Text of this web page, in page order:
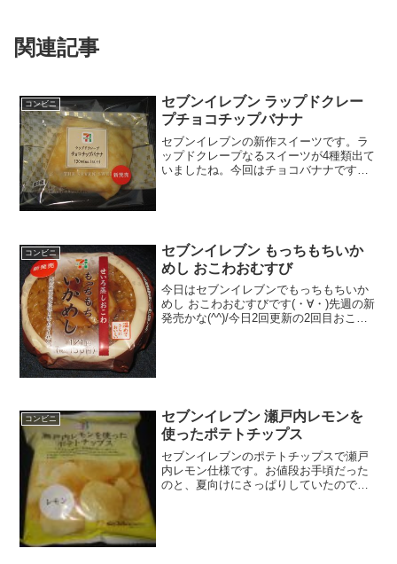
関連記事
コンビニ
セブンイレブン ラップドクレー
プチョコチップバナナ
セブンイレブンの新作スイーツです。ラ
ップドクレープなるスイーツが4種類出て
いましたね。今回はチョコバナナです
コンビニ
セブンイレブン もっちもちいか
めし おこわおむすび
今日はセブンイレブンでもっちもちいか
めし おこわおむすびです(・∀・)先週の新
発売かな(^^)/今日2回更新の2回目おこわ
コンビニ
セブンイレブン 瀬戸内レモンを
使ったポテトチップス
セブンイレブンのポテトチップスで瀬戸
内レモン仕様です。お値段お手頃だった
のと、夏向けにさっぱりしていたので良